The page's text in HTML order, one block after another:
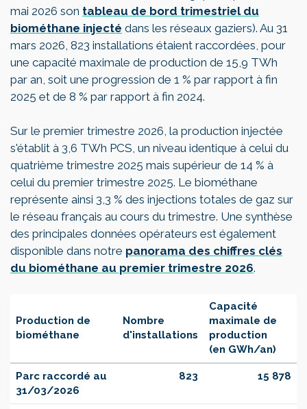
mai 2026 son tableau de bord trimestriel du
biométhane injecté dans les réseaux gaziers). Au 31
mars 2026, 823 installations étaient raccordées, pour
une capacité maximale de production de 15,9 TWh
par an, soit une progression de 1 % par rapport à fin
2025 et de 8 % par rapport à fin 2024.
Sur le premier trimestre 2026, la production injectée
s'établit à 3,6 TWh PCS, un niveau identique à celui du
quatrième trimestre 2025 mais supérieur de 14 % à
celui du premier trimestre 2025. Le biométhane
représente ainsi 3,3 % des injections totales de gaz sur
le réseau français au cours du trimestre. Une synthèse
des principales données opérateurs est également
disponible dans notre panorama des chiffres clés
du biométhane au premier trimestre 2026.
Production de
biométhane
Nombre
d'installations
Capacité
maximale de
production
(en GWh/an)
Parc raccordé au
31/03/2026
823 15 878